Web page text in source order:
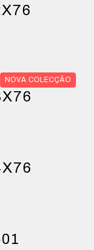
NOVA COLECÇÃO